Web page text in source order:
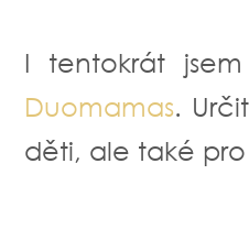
I tentokrát
Duomamas.
děti, ale také